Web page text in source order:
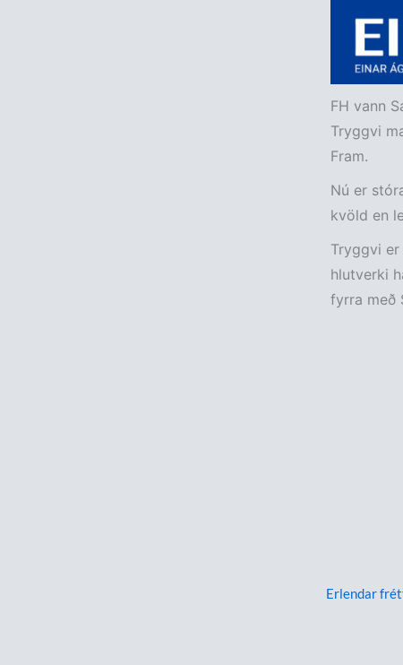
FH vann
Tryggvi
Fram.
Nú er
kvöld en
Tryggvi
hlutverki
fyrra með
Erlendar